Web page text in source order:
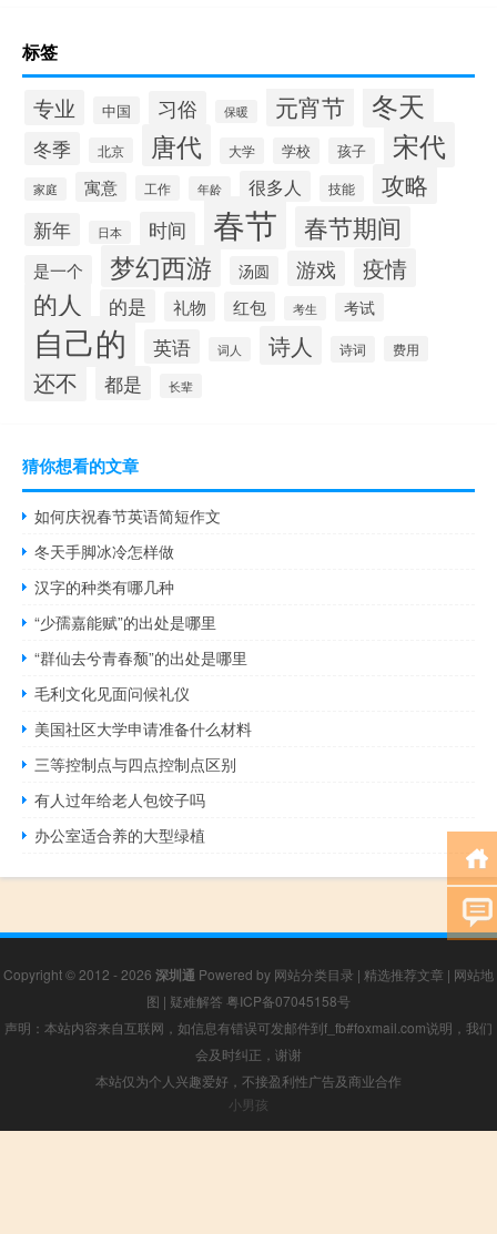
标签
专业 中国 习俗 保暖 元宵节 冬天
冬季 北京 唐代 大学 学校 孩子 宋代
家庭 寓意 工作 年龄 很多人 技能 攻略
新年 日本 时间 春节 春节期间
是一个 梦幻西游 汤圆 游戏 疫情
的人 的是 礼物 红包 考生 考试
自己的 英语 词人 诗人 诗词 费用
还不 都是 长辈
猜你想看的文章
如何庆祝春节英语简短作文
冬天手脚冰冷怎样做
汉字的种类有哪几种
“少孺嘉能赋”的出处是哪里
“群仙去兮青春颓”的出处是哪里
毛利文化见面问候礼仪
美国社区大学申请准备什么材料
三等控制点与四点控制点区别
有人过年给老人包饺子吗
办公室适合养的大型绿植
Copyright © 2012 - 2026 深圳通 Powered by 网站分类目录 | 精选推荐文章 | 网站地
图 | 疑难解答 粤ICP备07045158号
声明：本站内容来自互联网，如信息有错误可发邮件到f_fb#foxmail.com说明，我们
会及时纠正，谢谢
本站仅为个人兴趣爱好，不接盈利性广告及商业合作
小男孩